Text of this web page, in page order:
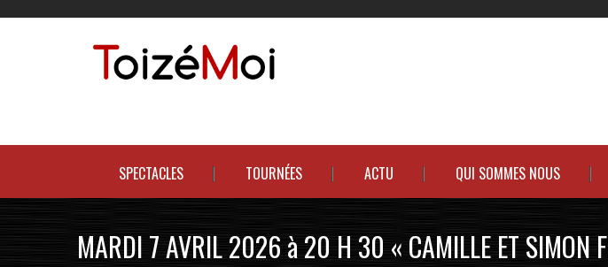
SPECTACLES TOURNÉES ACTU QUI SOMMES NOUS
MARDI 7 AVRIL 2026 à 20 H 30 « CAMILLE ET SIMON